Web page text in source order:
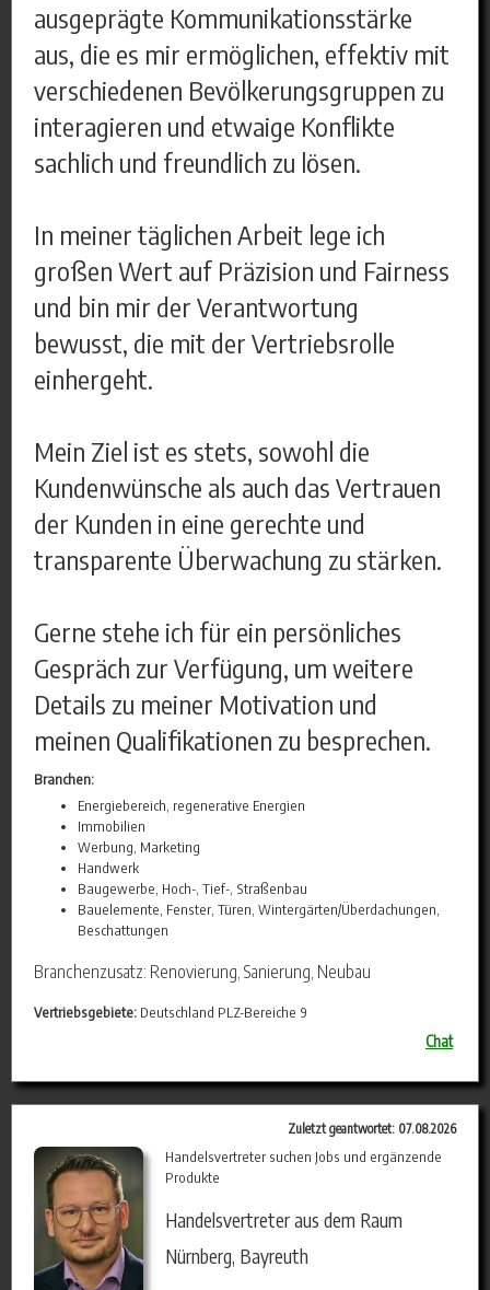
ausgeprägte Kommunikationsstärke
aus, die es mir ermöglichen, effektiv mit
verschiedenen Bevölkerungsgruppen zu
interagieren und etwaige Konflikte
sachlich und freundlich zu lösen.
In meiner täglichen Arbeit lege ich
großen Wert auf Präzision und Fairness
und bin mir der Verantwortung
bewusst, die mit der Vertriebsrolle
einhergeht.
Mein Ziel ist es stets, sowohl die
Kundenwünsche als auch das Vertrauen
der Kunden in eine gerechte und
transparente Überwachung zu stärken.
Gerne stehe ich für ein persönliches
Gespräch zur Verfügung, um weitere
Details zu meiner Motivation und
meinen Qualifikationen zu besprechen.
Branchen:
Energiebereich, regenerative Energien
Immobilien
Werbung, Marketing
Handwerk
Baugewerbe, Hoch-, Tief-, Straßenbau
Bauelemente, Fenster, Türen, Wintergärten/Überdachungen,
Beschattungen
Branchenzusatz: Renovierung, Sanierung, Neubau
Vertriebsgebiete: Deutschland PLZ-Bereiche 9
Chat
Zuletzt geantwortet: 07.08.2026
Handelsvertreter suchen Jobs und ergänzende
Produkte
Handelsvertreter aus dem Raum
Nürnberg, Bayreuth